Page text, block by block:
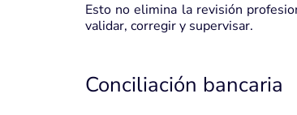
Esto no elimina la revisión
validar, corregir y supervisar.
Conciliación bancaria